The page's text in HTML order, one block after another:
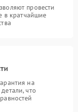
провести
в кратчайшие
на
что